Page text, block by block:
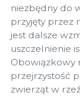
niezbędny do
przyjęty przez
jest dalsze
uszczelnienie
Obowiązkowy
przejrzystość
zwierząt w